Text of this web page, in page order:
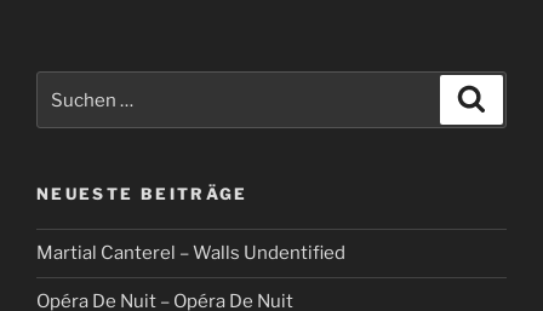
nach:
NEUESTE BEITRÄGE
Martial Canterel – Walls Undentified
Opéra De Nuit – Opéra De Nuit